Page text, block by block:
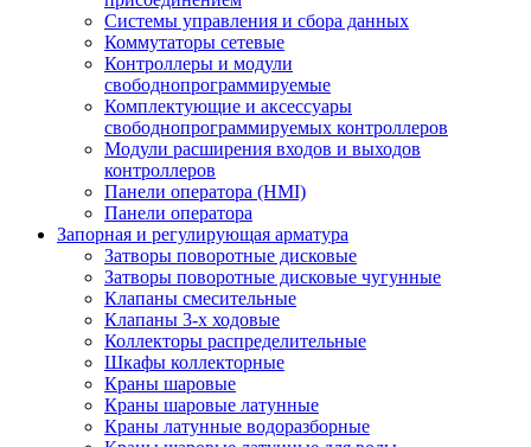
Системы управления и сбора данных
Коммутаторы сетевые
Контроллеры и модули
свободнопрограммируемые
Комплектующие и аксессуары
свободнопрограммируемых контроллеров
Модули расширения входов и выходов
контроллеров
Панели оператора (HMI)
Панели оператора
Запорная и регулирующая арматура
Затворы поворотные дисковые
Затворы поворотные дисковые чугунные
Клапаны смесительные
Клапаны 3-х ходовые
Коллекторы распределительные
Шкафы коллекторные
Краны шаровые
Краны шаровые латунные
Краны латунные водоразборные